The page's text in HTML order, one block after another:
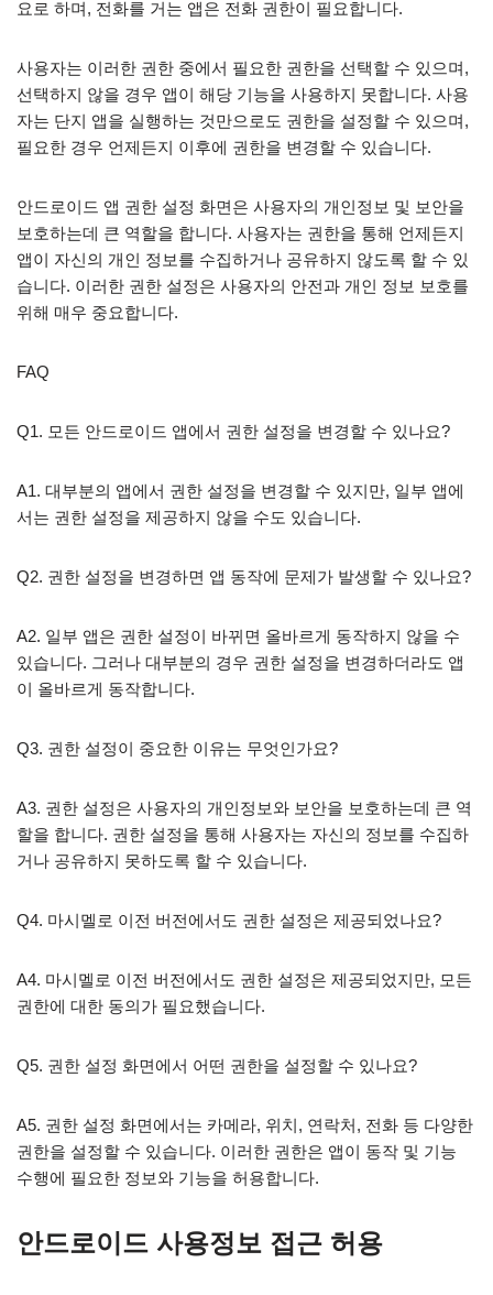
요로 하며, 전화를 거는 앱은 전화 권한이 필요합니다.
사용자는 이러한 권한 중에서 필요한 권한을 선택할 수 있으며,
선택하지 않을 경우 앱이 해당 기능을 사용하지 못합니다. 사용
자는 단지 앱을 실행하는 것만으로도 권한을 설정할 수 있으며,
필요한 경우 언제든지 이후에 권한을 변경할 수 있습니다.
안드로이드 앱 권한 설정 화면은 사용자의 개인정보 및 보안을
보호하는데 큰 역할을 합니다. 사용자는 권한을 통해 언제든지
앱이 자신의 개인 정보를 수집하거나 공유하지 않도록 할 수 있
습니다. 이러한 권한 설정은 사용자의 안전과 개인 정보 보호를
위해 매우 중요합니다.
FAQ
Q1. 모든 안드로이드 앱에서 권한 설정을 변경할 수 있나요?
A1. 대부분의 앱에서 권한 설정을 변경할 수 있지만, 일부 앱에
서는 권한 설정을 제공하지 않을 수도 있습니다.
Q2. 권한 설정을 변경하면 앱 동작에 문제가 발생할 수 있나요?
A2. 일부 앱은 권한 설정이 바뀌면 올바르게 동작하지 않을 수
있습니다. 그러나 대부분의 경우 권한 설정을 변경하더라도 앱
이 올바르게 동작합니다.
Q3. 권한 설정이 중요한 이유는 무엇인가요?
A3. 권한 설정은 사용자의 개인정보와 보안을 보호하는데 큰 역
할을 합니다. 권한 설정을 통해 사용자는 자신의 정보를 수집하
거나 공유하지 못하도록 할 수 있습니다.
Q4. 마시멜로 이전 버전에서도 권한 설정은 제공되었나요?
A4. 마시멜로 이전 버전에서도 권한 설정은 제공되었지만, 모든
권한에 대한 동의가 필요했습니다.
Q5. 권한 설정 화면에서 어떤 권한을 설정할 수 있나요?
A5. 권한 설정 화면에서는 카메라, 위치, 연락처, 전화 등 다양한
권한을 설정할 수 있습니다. 이러한 권한은 앱이 동작 및 기능
수행에 필요한 정보와 기능을 허용합니다.
안드로이드 사용정보 접근 허용